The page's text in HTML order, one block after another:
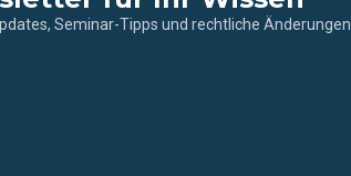
Seminar-Tipps und rechtliche Änderungen